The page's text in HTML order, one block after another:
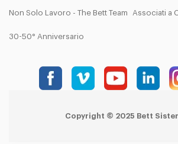
Non Solo Lavoro - The Bett Team
30-50° Anniversario
Associati a
Copyright © 2025 Bett